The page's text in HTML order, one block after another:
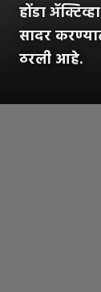
होंडा
सादर
ठरली आहे.